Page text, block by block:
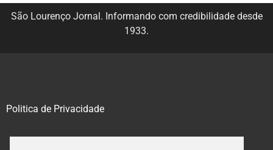
São Lourenço Jornal. Informando com credibilidade desde
1933.
Politica de Privacidade